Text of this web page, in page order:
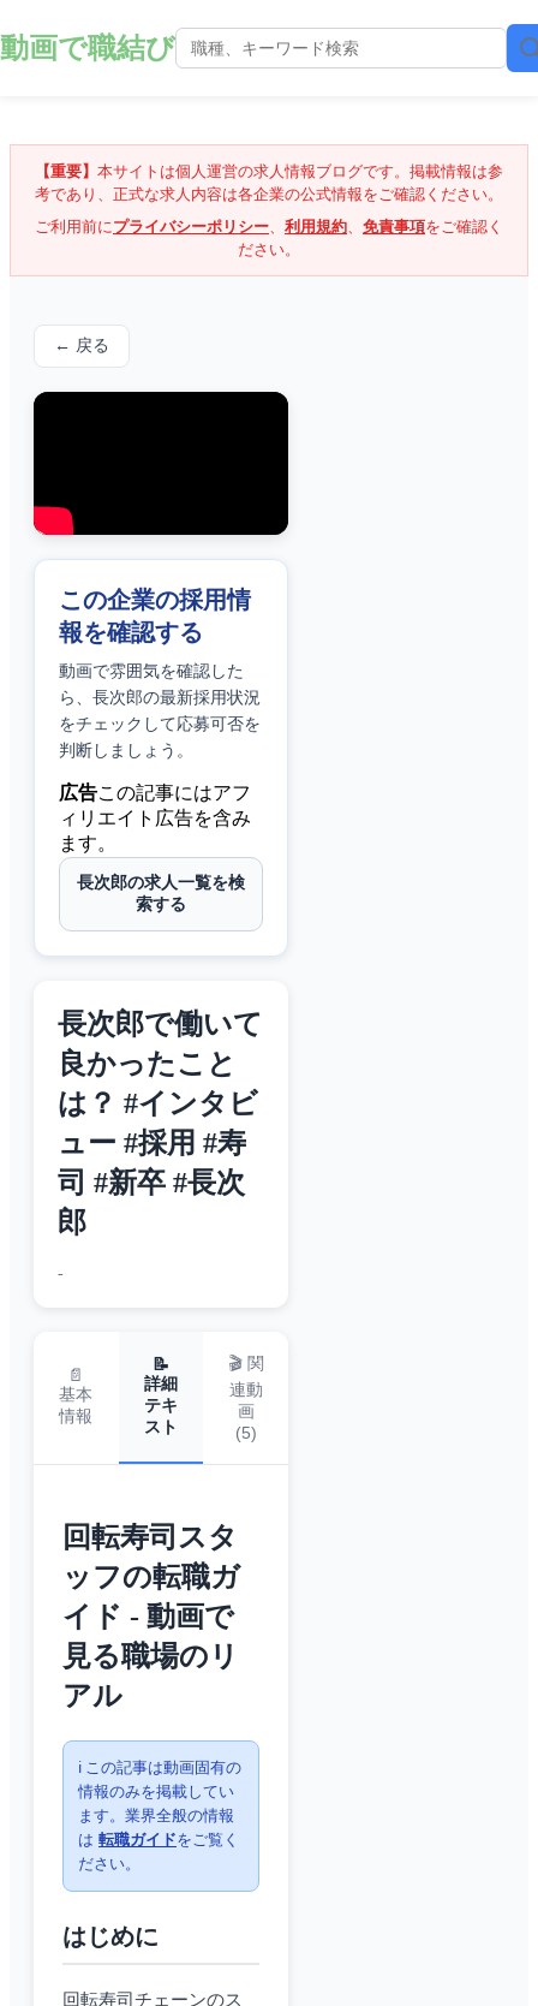
動画で職結び
【重要】 本サイトは個人運営の求人情報ブログです。掲載情報は参
考であり、正式な求人内容は各企業の公式情報をご確認ください。
ご利用前にプライバシーポリシー、 利用規約、 免責事項をご確認く
ださい。
← 戻る
この企業の採用情
報を確認する
動画で雰囲気を確認した
ら、 長次郎の最新採用状況
をチェックして応募可否を
判断しましょう。
広告この記事にはアフ
ィリエイト広告を含み
ます。
長次郎の求人一覧を検
索する
長次郎で働いて
良かったこと
は？ #インタビ
ュー #採用 #寿
司 #新卒 #長次
郎
-
📄
基本
情報
📝
詳細
テキ
スト
🎬 関
連動
画
(5)
回転寿司スタ
ッフの転職ガ
イド - 動画で
見る職場のリ
アル
ℹ️ この記事は動画固有の
情報のみを掲載してい
ます。業界全般の情報
は 転職ガイドをご覧く
ださい。
はじめに
回転寿司チェーンのス